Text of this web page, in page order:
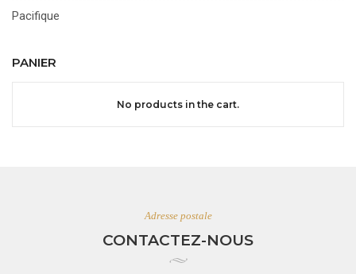
Pacifique
PANIER
No products in the cart.
Adresse postale
CONTACTEZ-NOUS